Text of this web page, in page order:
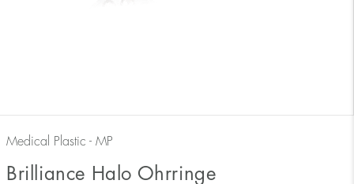
Medical Plastic - MP
Brilliance Halo Ohrringe